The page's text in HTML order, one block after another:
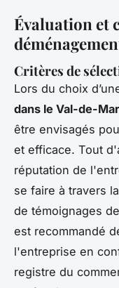
Évaluation et
Critères de
Lors du choix
dans le Val-de-
être envisagés
et efficace. Tout
réputation de
se faire à travers
de témoignages
est recommandé
l'entreprise en
registre du